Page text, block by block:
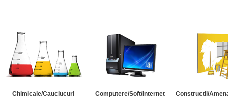
Chimicale/Cauciucuri Computere/Soft/Internet Constructii/